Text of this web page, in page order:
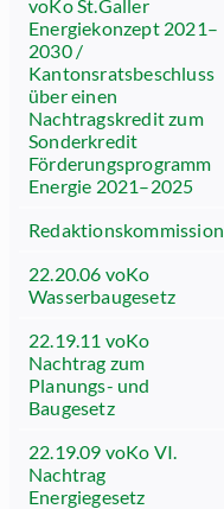
voKo St.Galler
Energiekonzept 2021–
2030 /
Kantonsratsbeschluss
über einen
Nachtragskredit zum
Sonderkredit
Förderungsprogramm
Energie 2021–2025
Redaktionskommission
22.20.06 voKo
Wasserbaugesetz
22.19.11 voKo
Nachtrag zum
Planungs- und
Baugesetz
22.19.09 voKo VI.
Nachtrag
Energiegesetz